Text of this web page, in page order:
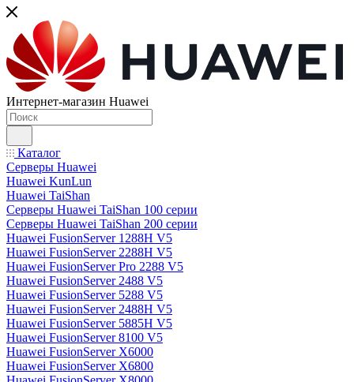
Интернет-магазин Huawei
Каталог
Серверы Huawei
Huawei KunLun
Huawei TaiShan
Серверы Huawei TaiShan 100 серии
Серверы Huawei TaiShan 200 серии
Huawei FusionServer 1288H V5
Huawei FusionServer 2288H V5
Huawei FusionServer Pro 2288 V5
Huawei FusionServer 2488 V5
Huawei FusionServer 5288 V5
Huawei FusionServer 2488H V5
Huawei FusionServer 5885H V5
Huawei FusionServer 8100 V5
Huawei FusionServer X6000
Huawei FusionServer X6800